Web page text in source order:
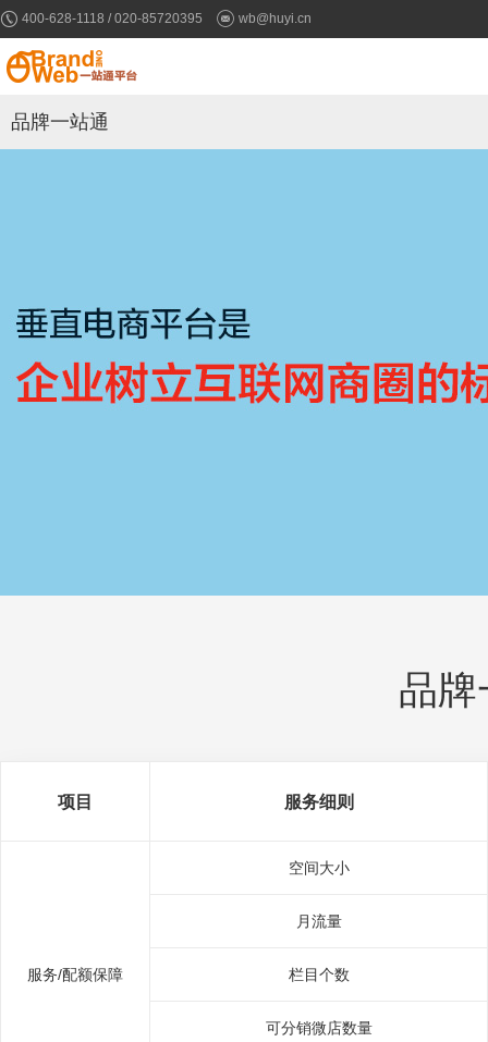
400-628-1118 / 020-85720395 wb@huyi.cn
品牌一站通
品
项目 服务细则
服务/配额保障
空间大小
月流量
栏目个数
可分销微店数量